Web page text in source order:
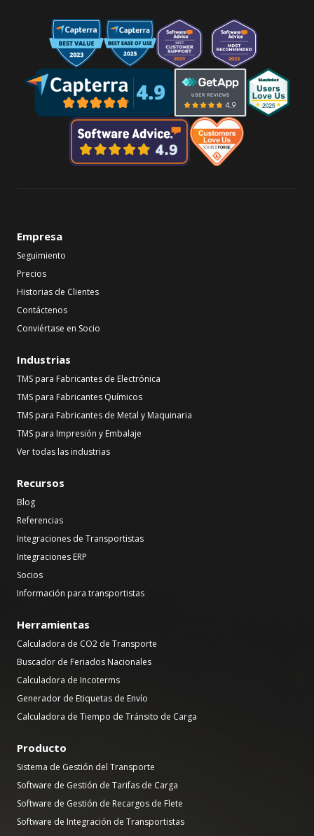
Empresa
Seguimiento
Precios
Historias de Clientes
Contáctenos
Conviértase en Socio
Industrias
TMS para Fabricantes de Electrónica
TMS para Fabricantes Químicos
TMS para Fabricantes de Metal y Maquinaria
TMS para Impresión y Embalaje
Ver todas las industrias
Recursos
Blog
Referencias
Integraciones de Transportistas
Integraciones ERP
Socios
Información para transportistas
Herramientas
Calculadora de CO2 de Transporte
Buscador de Feriados Nacionales
Calculadora de Incoterms
Generador de Etiquetas de Envío
Calculadora de Tiempo de Tránsito de Carga
Producto
Sistema de Gestión del Transporte
Software de Gestión de Tarifas de Carga
Software de Gestión de Recargos de Flete
Software de Integración de Transportistas